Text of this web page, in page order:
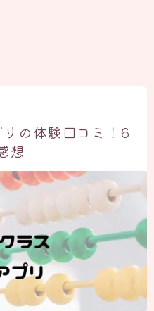
の体験口コミ！6
想